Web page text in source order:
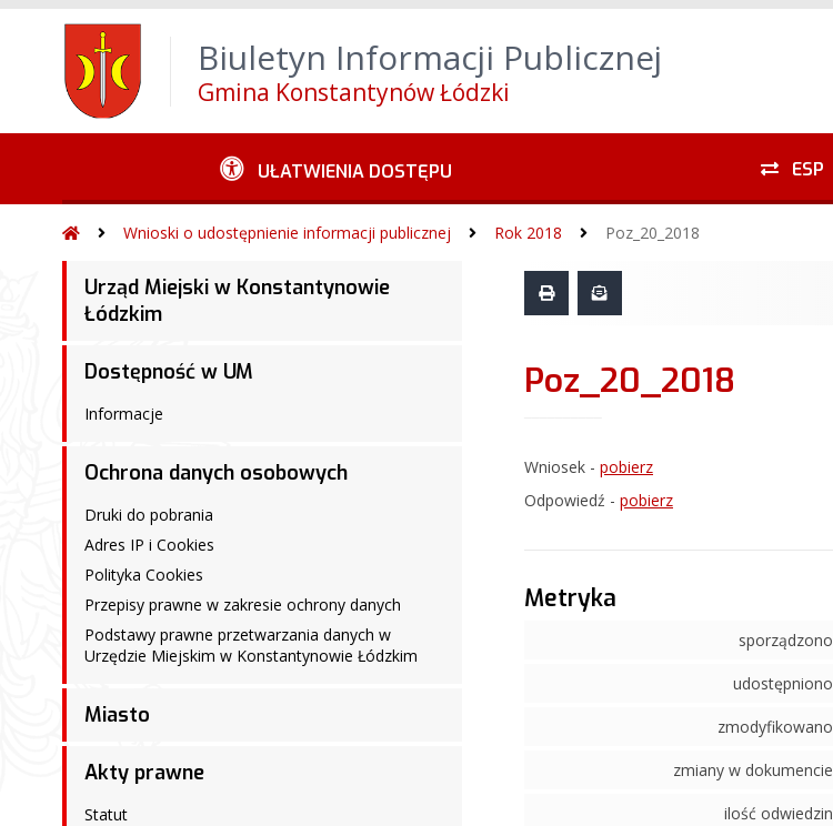
Przejdź do menu górnego
Alt + 4 Przejdź do menu lewego Alt
Biuletyn Informacji Publicznej
Gmina Konstantynów Łódzki
UŁATWIENIA DOSTĘPU ESP
Wnioski o udostępnienie informacji publicznej Rok 2018 Poz_20_2018
Urząd Miejski w Konstantynowie
Łódzkim
Dostępność w UM
Informacje
Ochrona danych osobowych
Druki do pobrania
Adres IP i Cookies
Polityka Cookies
Przepisy prawne w zakresie ochrony danych
Podstawy prawne przetwarzania danych w
Urzędzie Miejskim w Konstantynowie Łódzkim
Miasto
Akty prawne
Statut
Poz_20_2018
Wniosek - pobierz
Odpowiedź - pobierz
Metryka
sporządzono
udostępniono
zmodyfikowano
zmiany w dokumencie
ilość odwiedzin